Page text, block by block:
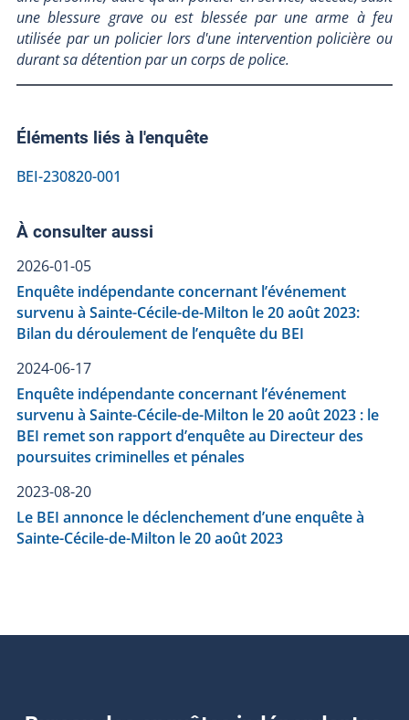
une blessure grave ou est blessée par une arme à feu
utilisée par un policier lors d'une intervention policière ou
durant sa détention par un corps de police.
Éléments liés à l'enquête
BEI-230820-001
À consulter aussi
2026-01-05
Enquête indépendante concernant l’événement
survenu à Sainte-Cécile-de-Milton le 20 août 2023:
Bilan du déroulement de l’enquête du BEI
2024-06-17
Enquête indépendante concernant l’événement
survenu à Sainte-Cécile-de-Milton le 20 août 2023 : le
BEI remet son rapport d’enquête au Directeur des
poursuites criminelles et pénales
2023-08-20
Le BEI annonce le déclenchement d’une enquête à
Sainte-Cécile-de-Milton le 20 août 2023